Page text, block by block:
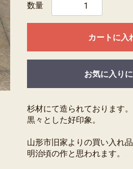
数量
カートに入
お気に入り
杉材にて造られております。
黒々とした好印象。
山形市旧家よりの買い入れ品
明治頃の作と思われます。